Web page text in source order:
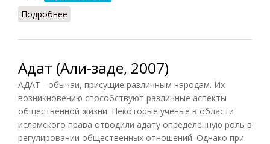
Подробнее
Адат (Али-заде, 2007)
АДАТ - обычаи, присущие различным народам. Их
возникновению способствуют различные аспекты
общественной жизни. Некоторые ученые в области
исламского права отводили адату определенную роль в
регулировании общественных отношений. Однако при